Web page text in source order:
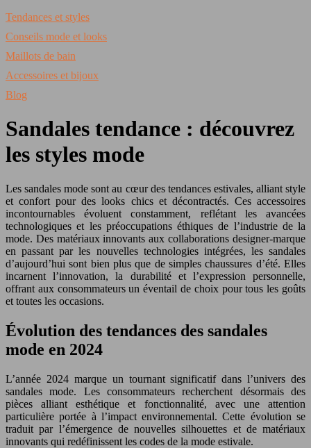
Tendances et styles
Conseils mode et looks
Maillots de bain
Accessoires et bijoux
Blog
Sandales tendance : découvrez
les styles mode
Les sandales mode sont au cœur des tendances estivales, alliant style
et confort pour des looks chics et décontractés. Ces accessoires
incontournables évoluent constamment, reflétant les avancées
technologiques et les préoccupations éthiques de l’industrie de la
mode. Des matériaux innovants aux collaborations designer-marque
en passant par les nouvelles technologies intégrées, les sandales
d’aujourd’hui sont bien plus que de simples chaussures d’été. Elles
incarnent l’innovation, la durabilité et l’expression personnelle,
offrant aux consommateurs un éventail de choix pour tous les goûts
et toutes les occasions.
Évolution des tendances des sandales
mode en 2024
L’année 2024 marque un tournant significatif dans l’univers des
sandales mode. Les consommateurs recherchent désormais des
pièces alliant esthétique et fonctionnalité, avec une attention
particulière portée à l’impact environnemental. Cette évolution se
traduit par l’émergence de nouvelles silhouettes et de matériaux
innovants qui redéfinissent les codes de la mode estivale.